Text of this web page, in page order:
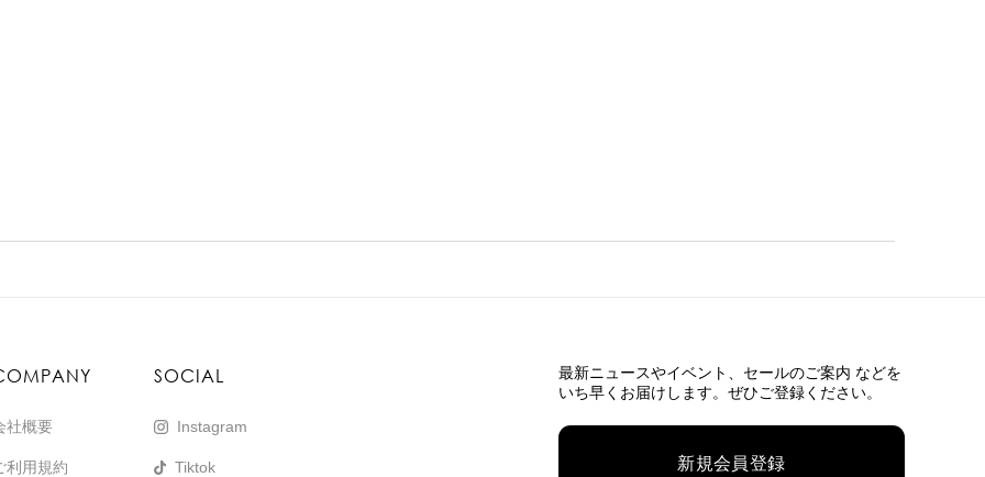
社概要
利用規約
SOCIAL
Instagram
Tiktok
最新ニュースやイベント、 セールのご案内 などを
いち早くお届けします。ぜひご登録ください。
新規会員登録